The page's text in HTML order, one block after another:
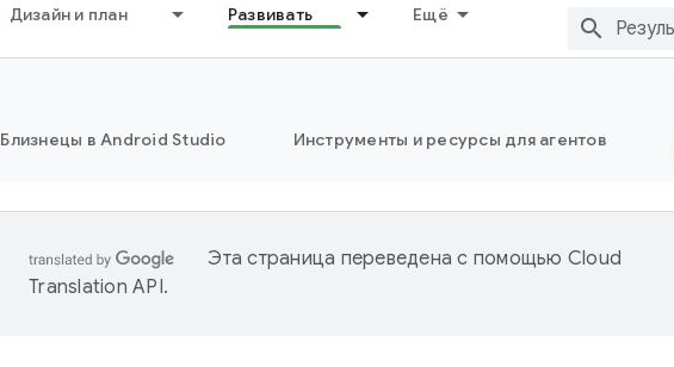
Дизайн и план Развивать Ещё
Близнецы в Android Studio Инструменты и ресурсы для агентов
Эта страница переведена с помощью Cloud
Translation API.